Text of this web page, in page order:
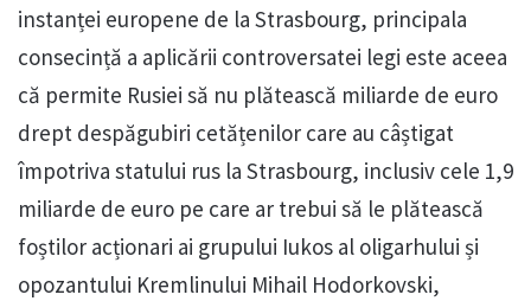
instanței europene de la Strasbourg, principala
consecință a aplicării controversatei legi este aceea
că permite Rusiei să nu plătească miliarde de euro
drept despăgubiri cetățenilor care au câștigat
împotriva statului rus la Strasbourg, inclusiv cele 1,9
miliarde de euro pe care ar trebui să le plătească
foștilor acționari ai grupului Iukos al oligarhului și
opozantului Kremlinului Mihail Hodorkovski,